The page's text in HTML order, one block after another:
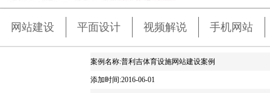
网站建设 平面设计 视频解说 手机网站
案例名称:普利吉体育设施网站建设案例
添加时间:2016-06-01